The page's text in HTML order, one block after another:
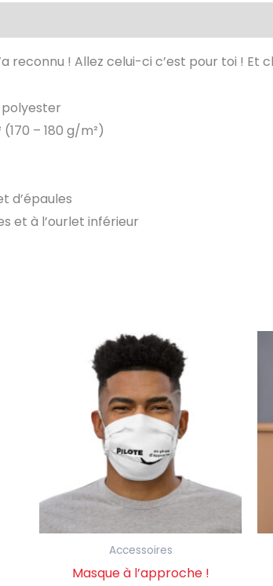
reconnu ! Allez celui-ci c’est pour toi !
polyester
(170 – 180 g/m²)
d’épaules
et à l’ourlet inférieur
peuvent
Accessoires
Masque à l’approche !